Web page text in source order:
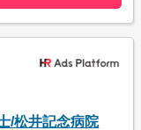
/松井記念病院